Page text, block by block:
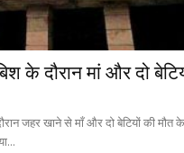
के दौरान मां और दो
जहर खाने से माँ और दो बेटियों की मौत